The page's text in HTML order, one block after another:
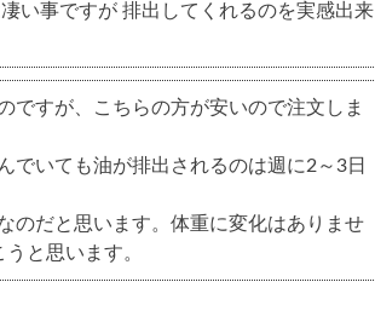
い事ですが 排出してくれるのを実感出来
ですが、こちらの方が安いので注文しま
でいても油が排出されるのは週に2～3日
のだと思います。体重に変化はありませ
と思います。